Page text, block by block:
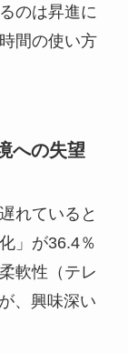
のは昇進に
間の使い方
への失望
れていると
」が36.4％
軟性（テレ
、興味深い